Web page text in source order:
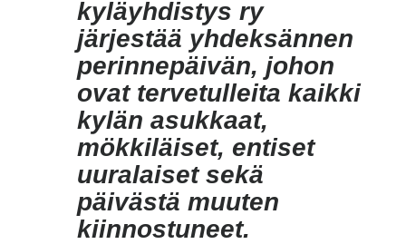
kyläyhdistys ry
järjestää yhdeksännen
perinnepäivän, johon
ovat tervetulleita kaikki
kylän asukkaat,
mökkiläiset, entiset
uuralaiset sekä
päivästä muuten
kiinnostuneet.